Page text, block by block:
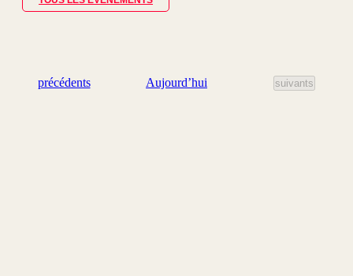
Évènements
précédents Aujourd’hui Évènements
suivants